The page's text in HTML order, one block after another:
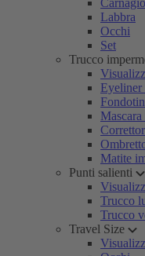
Labbra
Occhi
Set
Trucco
Matite
Punti salienti
Trucco
Trucco
Travel Size